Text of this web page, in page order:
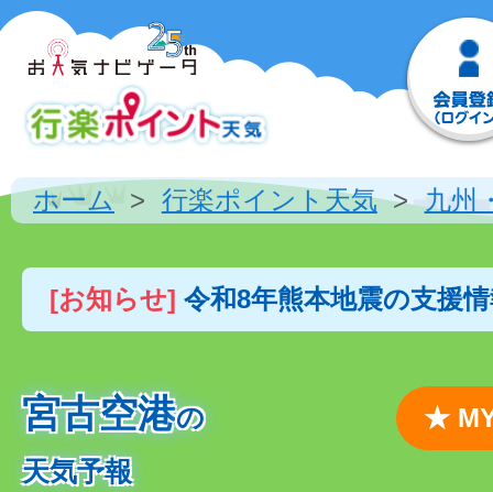
ホーム 行楽ポイント天気 九州
[お知らせ] 令和8年熊本地震の支援
宮古空港の
天気予報
★